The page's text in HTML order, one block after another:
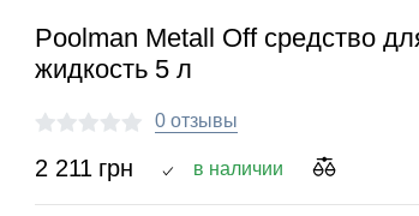
Poolman Metall Off средство
жидкость 5 л
0 отзывы
2 211 грн в наличии